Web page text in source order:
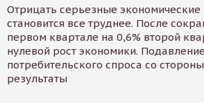
Отрицать серьезные
становится все труднее. После
первом квартале на 0,6% второй
нулевой рост экономики.
потребительского спроса со
результаты